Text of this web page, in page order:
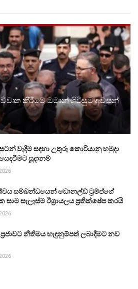
කිරීමේ ඔමාන් ගිවිසුම අවසන්
වැදීම සඳහා උතුරු කොරියානු හමුදා
සූදානම්
සම්බන්ධයෙන් ඩොනල්ඩ් ට්‍රම්ප්ගේ
සැලැස්ම ඊශ්‍රායලය ප්‍රතික්ෂේප කරයි
නීතිමය හැඳුනුම්පත් ලබාදීමට නව